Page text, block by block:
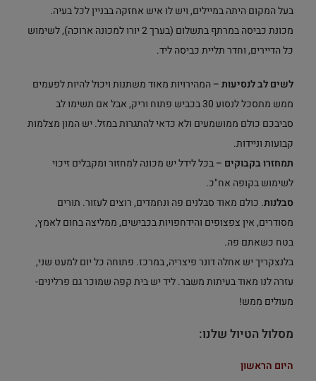
בעל המקום היתה במיילים, ויש לו איש אחזקה בבניין לכל בעיה.
מכונת כביסה במרתף בתשלום (בערך 2 יורו למכונה ארוכה), לשימוש
כל הדיירים, וחדר תליית כביסה ליד.
לשים לב לנסיעות– המהירויות מאוד משתנות ויכול להיות לפעמים
ממש מתסכל לנסוע 30 בכביש פתוח וריק, אבל אם תשימו לב
סביבכם כולם ממושמעים ולא כדאי להתגרות במזל. יש המון מצלמות
קבועות וניידות.
תמחזרו בקבוקים – בכל לידל יש מכונה למחזור ומקבלים זיכוי
לשימוש בקופה אח"כ.
סבלנות. כולם מאוד סבלנים פה ונחמדים, רוצים לעזור. תורים
מסודרים, אין צפצופים והידחפויות בכבישים, ממליצה בחום לאמץ,
בטח כשאתם פה.
בלנצקריך יש אחלה דונר פיצריה, במרכז. פתוחה כל יום למעט שני,
עזרה לנו מאוד בעיתות משבר. ליד יש בית קפה שמוכר גם פרלינים-
מעולים ממש!
מסלול הטיול שלנו:
היום הראשון